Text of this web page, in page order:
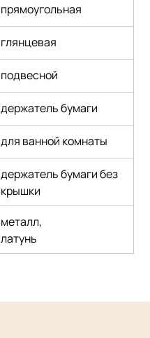
прямоугольная
глянцевая
подвесной
держатель бумаги
для ванной комнаты
держатель бумаги без
крышки
металл,
латунь